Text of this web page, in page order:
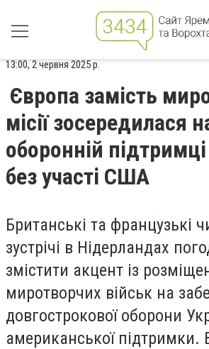
13:00, 2 червня 2025 р.
Європа замість
місії зосередилася
оборонній
без участі США
Британські та французькі
зустрічі в Нідерландах
змістити акцент із
миротворчих військ на
довгострокової оборони
американської підтримки.